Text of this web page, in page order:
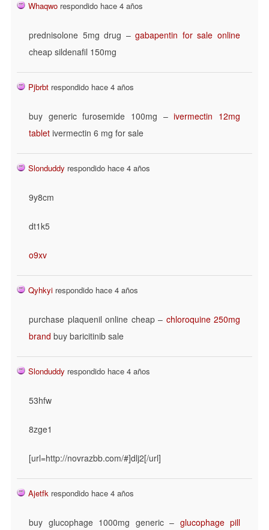
Whaqwo respondido hace 4 años
prednisolone 5mg drug –gabapentin for sale online
cheap sildenafil 150mg
Pjbrbt respondido hace 4 años
buy generic furosemide 100mg –ivermectin 12mg
tablet ivermectin 6 mg for sale
Slonduddy respondido hace 4 años
9y8cm
dt1k5
o9xv
Qyhkyi respondido hace 4 años
purchase plaquenil online cheap – chloroquine 250mg
brand buy baricitinib sale
Slonduddy respondido hace 4 años
53hfw
8zge1
[url=http://novrazbb.com/#]dlj2[/url]
Ajetfk respondido hace 4 años
buy glucophage 1000mg generic – glucophage pill